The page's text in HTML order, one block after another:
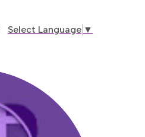
Select Language ▼